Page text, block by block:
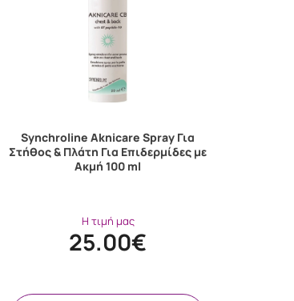
Synchroline Aknicare Spray Για
Στήθος & Πλάτη Για Επιδερμίδες με
Ακμή 100 ml
Η τιμή μας
25.00€